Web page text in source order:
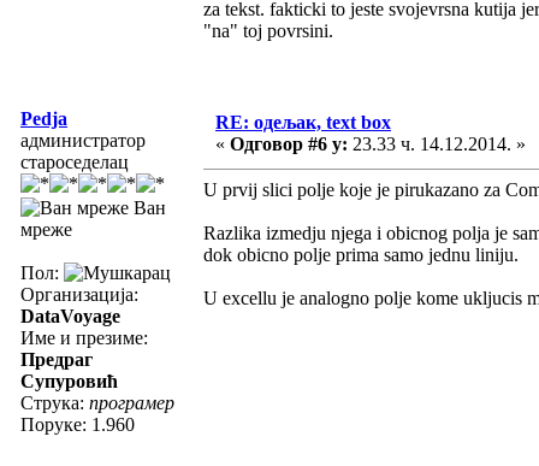
za tekst. fakticki to jeste svojevrsna kutija
"na" toj povrsini.
Pedja
администратор
староседелац
Ван
мреже
Пол:
Организација:
DataVoyage
Име и презиме:
Предраг
Супуровић
Струка: програмер
Поруке: 1.960
RE: одељак, text box
« Одговор #6 у: 23.33 ч. 14.12.2014. »
U prvij slici polje koje je pirukazano za
Razlika izmedju njega i obicnog polja je
dok obicno polje prima samo jednu liniju.
U excellu je analogno polje kome ukljucis